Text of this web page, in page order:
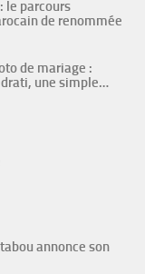
le parcours
de renommée
de mariage :
une simple…
annonce son